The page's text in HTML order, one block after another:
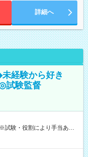
詳細へ
経験から好き
試験監督
前払い）オプションあ
週間ほどで給与の一部を受け